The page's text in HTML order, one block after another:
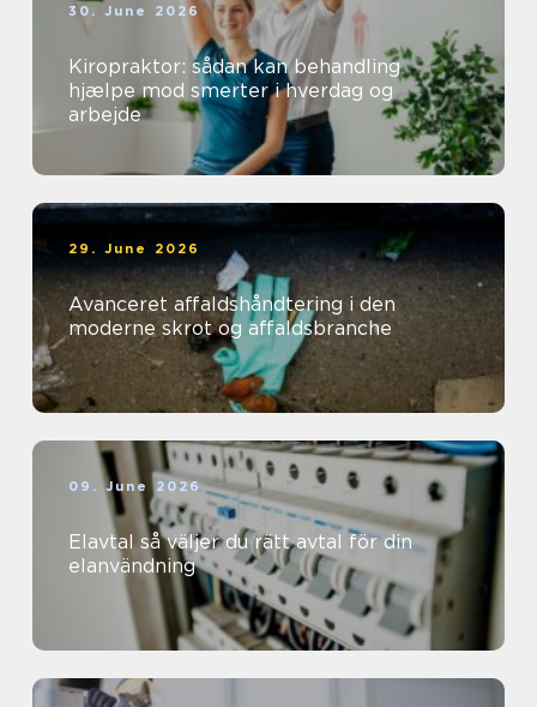
30. June 2026
Kiropraktor: sådan kan behandling
hjælpe mod smerter i hverdag og
arbejde
29. June 2026
Avanceret affaldshåndtering i den
moderne skrot og affaldsbranche
09. June 2026
Elavtal så väljer du rätt avtal för din
elanvändning